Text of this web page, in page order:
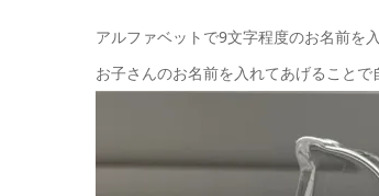
アルファベットで9文字程度のお名前を
お子さんのお名前を入れてあげること